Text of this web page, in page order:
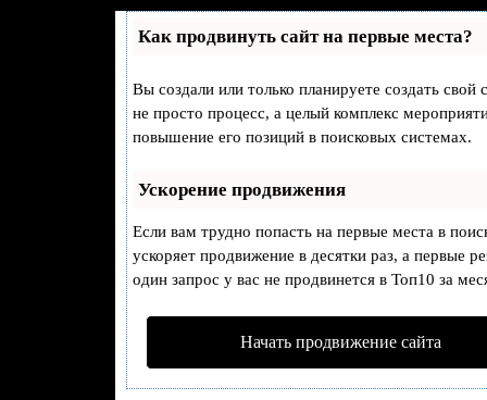
Как продвинуть сайт на первые места?
Вы создали или только планируете создать свой
не просто процесс, а целый комплекс
повышение его позиций в поисковых системах.
Ускорение продвижения
Если вам трудно попасть на первые места в
ускоряет продвижение в десятки раз, а первые
один запрос у вас не продвинется в Топ10 за
Начать продвижение сайта